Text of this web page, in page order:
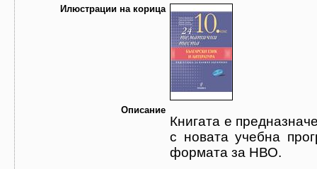
Илюстрации на корица
Описание
Книгата е
с новата учебна програма по български език и литература и
формата за НВО.